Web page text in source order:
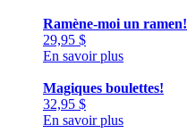
Ramène-moi un ramen!
29,95 $
En savoir plus
Magiques boulettes!
32,95 $
En savoir plus